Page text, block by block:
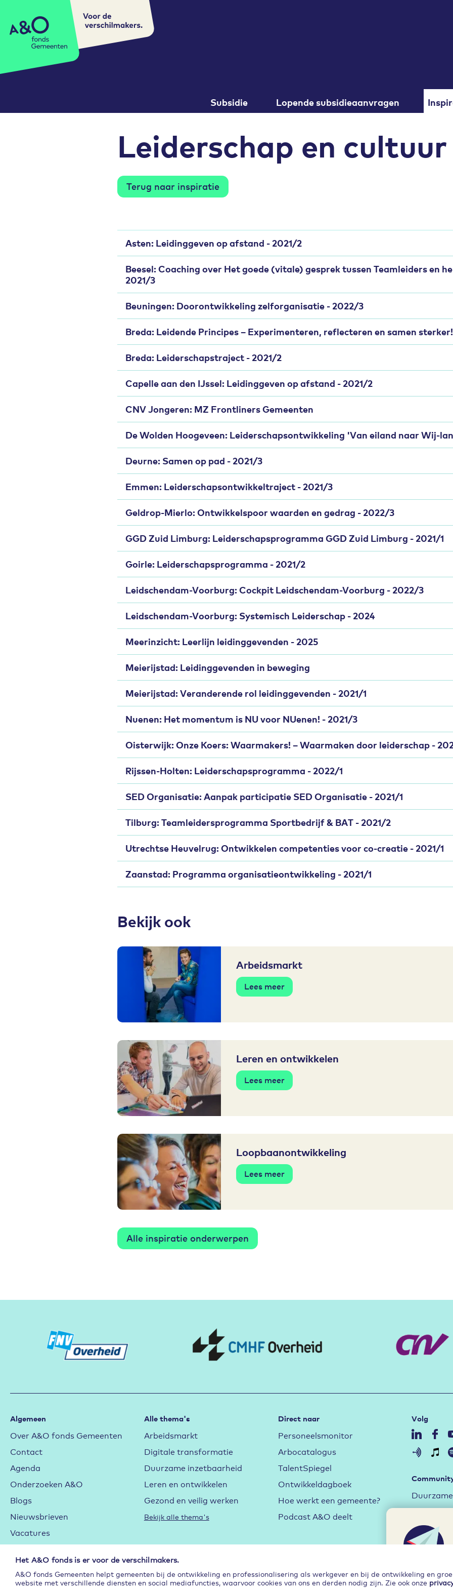
Het A&O fonds is er voor de verschilmakers.
A&O fonds Gemeenten helpt gemeenten bij de ontwikkeling en professionalisering als werkgever en bij de ontwikkeling en
website met verschillende diensten en social mediafuncties, waarvoor cookies van ons en derden nodig zijn. Zie ook onze
A&O fonds Gemeenten
Voor de
verschilmakers.
Subsidie Lopende subsidieaanvragen
Leiderschap en cultuur
Terug naar inspiratie
Asten: Leidinggeven op afstand - 2021/2
Beesel: Coaching over Het goede (vitale) gesprek tussen Teamleiders en
2021/3
Beuningen: Doorontwikkeling zelforganisatie - 2022/3
Breda: Leidende Principes – Experimenteren, reflecteren en samen
Breda: Leiderschapstraject - 2021/2
Capelle aan den IJssel: Leidinggeven op afstand - 2021/2
CNV Jongeren: MZ Frontliners Gemeenten
De Wolden Hoogeveen: Leiderschapsontwikkeling 'Van eiland naar Wij-
Deurne: Samen op pad - 2021/3
Emmen: Leiderschapsontwikkeltraject - 2021/3
Geldrop-Mierlo: Ontwikkelspoor waarden en gedrag - 2022/3
GGD Zuid Limburg: Leiderschapsprogramma GGD Zuid Limburg - 2021/1
Goirle: Leiderschapsprogramma - 2021/2
Leidschendam-Voorburg: Cockpit Leidschendam-Voorburg - 2022/3
Leidschendam-Voorburg: Systemisch Leiderschap - 2024
Meerinzicht: Leerlijn leidinggevenden - 2025
Meierijstad: Leidinggevenden in beweging
Meierijstad: Veranderende rol leidinggevenden - 2021/1
Nuenen: Het momentum is NU voor NUenen! - 2021/3
Oisterwijk: Onze Koers: Waarmakers! – Waarmaken door leiderschap -
Rijssen-Holten: Leiderschapsprogramma - 2022/1
SED Organisatie: Aanpak participatie SED Organisatie - 2021/1
Tilburg: Teamleidersprogramma Sportbedrijf & BAT - 2021/2
Utrechtse Heuvelrug: Ontwikkelen competenties voor co-creatie - 2021/1
Zaanstad: Programma organisatieontwikkeling - 2021/1
Bekijk ook
Arbeidsmarkt
Lees meer
Leren en ontwikkelen
Lees meer
Loopbaanontwikkeling
Lees meer
Alle inspiratie onderwerpen
Algemeen
Over A&O fonds Gemeenten
Contact
Agenda
Onderzoeken A&O
Blogs
Nieuwsbrieven
Vacatures
Cookieverklaring
Privacyverklaring
Subsidie
Alle thema's
Arbeidsmarkt
Digitale transformatie
Duurzame inzetbaarheid
Leren en ontwikkelen
Gezond en veilig werken
Bekijk alle thema's
Direct naar
Personeelsmonitor
Arbocatalogus
TalentSpiegel
Ontwikkeldagboek
Hoe werkt een gemeente?
Podcast A&O deelt
Volg
Aan de
Hybride